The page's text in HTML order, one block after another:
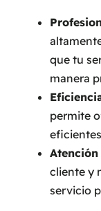
que tu
manera
permite
Atención
cliente y
servicio